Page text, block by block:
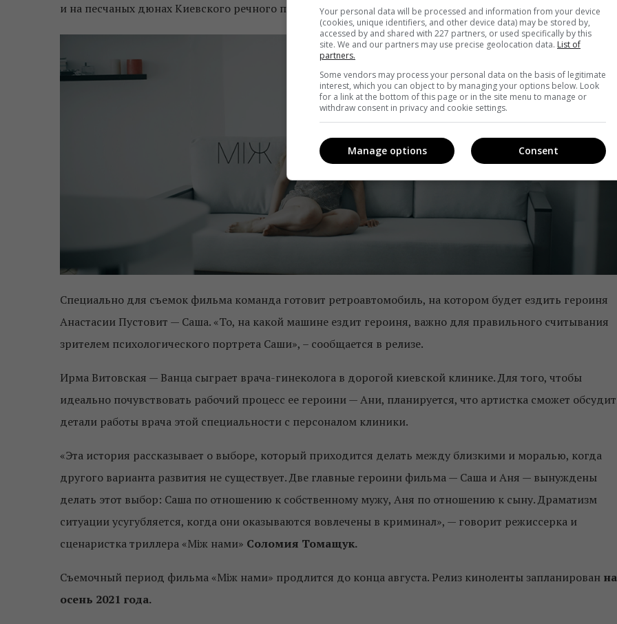
и на песчаных дюнах Киевского речного порта.
Специально для съемок фильма команда готовит ретроавтомобиль, на котором будет ездить героиня
Анастасии Пустовит — Саша. «То, на какой машине ездит героиня, важно для правильного считывания
зрителем психологического портрета Саши», – сообщается в релизе.
Ирма Витовская — Ванца сыграет врача-гинеколога в дорогой киевской клинике. Для того, чтобы
идеально почувствовать рабочий процесс ее героини — Ани, планируется, что артистка сможет
детали работы врача этой специальности с персоналом клиники.
«Эта история рассказывает о выборе, который приходится делать между близкими и моралью, когда
другого варианта развития не существует. Две главные героини фильма — Саша и Аня — вынуждены
делать этот выбор: Саша по отношению к собственному мужу, Аня по отношению к сыну. Драматизм
ситуации усугубляется, когда они оказываются вовлечены в криминал», — говорит режиссерка и
сценаристка триллера «Між нами» Соломия Томащук.
Съемочный период фильма «Між нами» продлится до конца августа. Релиз киноленты запланирован на
осень 2021 года.
Your personal data will be processed and information from your device
(cookies, unique identifiers, and other device data) may be stored by,
accessed by and shared with 227 partners, or used specifically by this
site. We and our partners may use precise geolocation data. List of
partners.
Some vendors may process your personal data on the basis of legitimate
interest, which you can object to by managing your options below. Look
for a link at the bottom of this page or in the site menu to manage or
withdraw consent in privacy and cookie settings.
Consent
Manage options